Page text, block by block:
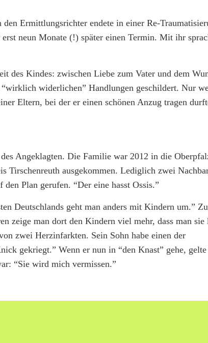
Ermittlungsrichter endete in einer Re-
neun Monate (!) später einen Termin. Mit ihr
des Kindes: zwischen Liebe zum Vater und dem
widerlichen” Handlungen geschildert. Nur
Eltern, bei der er einen schönen Anzug tragen
Angeklagten. Die Familie war 2012 in die
Tirschenreuth ausgekommen. Lediglich zwei
Plan gerufen. “Der eine hasst Ossis.”
Deutschlands geht man anders mit Kindern um.”
zeige man dort den Kindern viel mehr, dass man sie
zwei Herzinfarkten. Sein Sohn habe einen der
gekriegt.” Wenn er nun in “den Knast” gehe, gelte
“Sie wird mich vermissen.”